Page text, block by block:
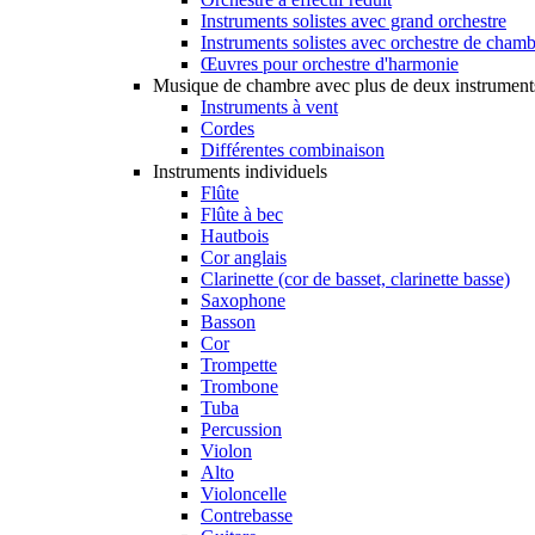
Instruments solistes avec grand orchestre
Instruments solistes avec orchestre de
Œuvres pour orchestre d'harmonie
Musique de chambre avec plus de deux
Instruments à vent
Cordes
Différentes combinaison
Instruments individuels
Flûte
Flûte à bec
Hautbois
Cor anglais
Clarinette (cor de basset, clarinette basse)
Saxophone
Basson
Cor
Trompette
Trombone
Tuba
Percussion
Violon
Alto
Violoncelle
Contrebasse